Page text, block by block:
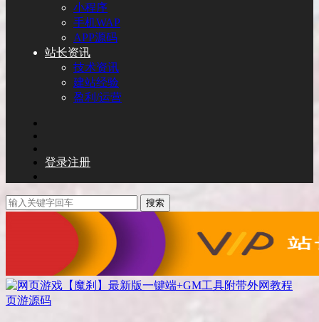
小程序
手机WAP
APP源码
站长资讯
技术资讯
建站经验
盈利/运营
登录注册
搜索
页游源码